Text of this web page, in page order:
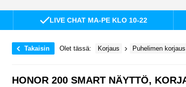
LIVE CHAT MA-PE KLO 10-22
Takaisin Olet tässä: Korjaus Puhelimen korjaus
HONOR 200 SMART NÄYTTÖ,